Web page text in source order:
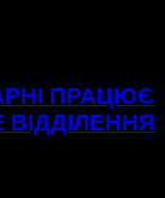
ПРАЦЮЄ